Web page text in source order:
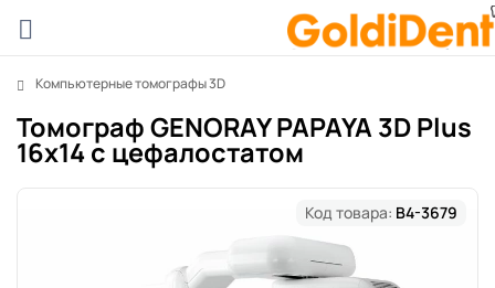
Компьютерные томографы 3D
Томограф GENORAY PAPAYA 3D Plus
16x14 с цефалостатом
Код товара: B4-3679